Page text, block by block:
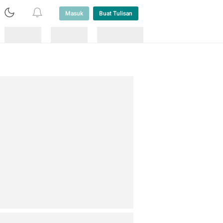
Masuk Buat Tulisan